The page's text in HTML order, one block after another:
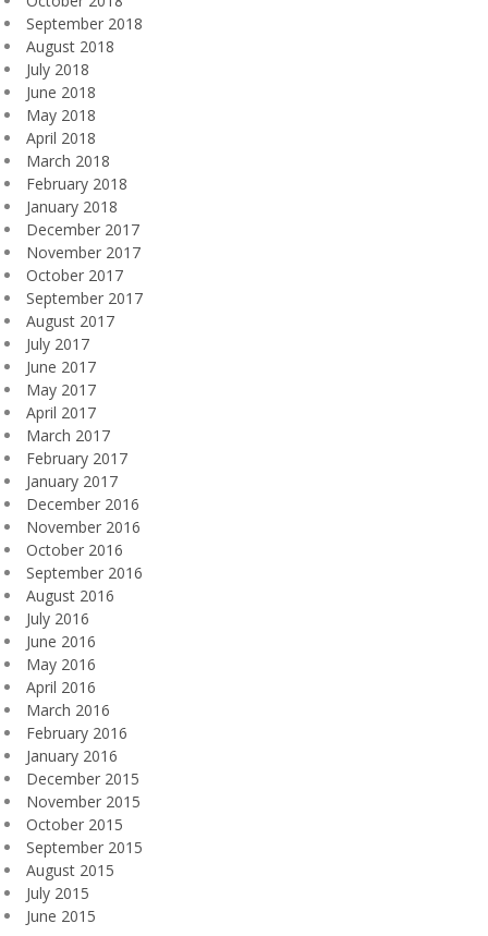
September 2018
August 2018
July 2018
June 2018
May 2018
April 2018
March 2018
February 2018
January 2018
December 2017
November 2017
October 2017
September 2017
August 2017
July 2017
June 2017
May 2017
April 2017
March 2017
February 2017
January 2017
December 2016
November 2016
October 2016
September 2016
August 2016
July 2016
June 2016
May 2016
April 2016
March 2016
February 2016
January 2016
December 2015
November 2015
October 2015
September 2015
August 2015
July 2015
June 2015